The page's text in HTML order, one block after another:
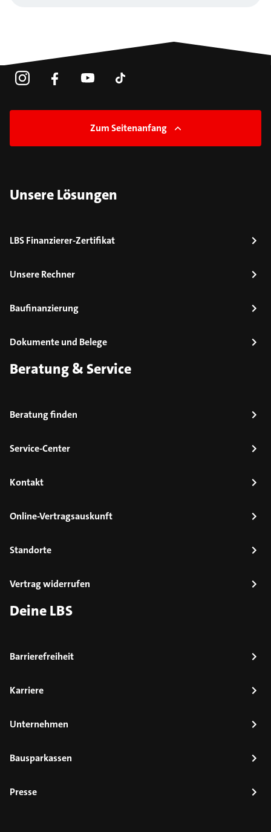
Zum Seitenanfang
Unsere Lösungen
LBS Finanzierer-Zertifikat
Unsere Rechner
Baufinanzierung
Dokumente und Belege
Beratung & Service
Beratung finden
Service-Center
Kontakt
Online-Vertragsauskunft
Standorte
Vertrag widerrufen
Deine LBS
Barrierefreiheit
Karriere
Unternehmen
Bausparkassen
Presse